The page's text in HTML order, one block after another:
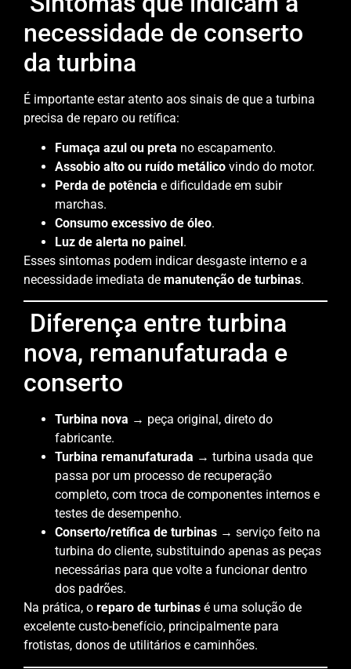
necessidade de conserto
da turbina
É importante estar atento aos sinais de que a turbina
precisa de reparo ou retífica:
Fumaça azul ou preta no escapamento.
Assobio alto ou ruído metálico vindo do motor.
Perda de potência e dificuldade em subir
marchas.
Consumo excessivo de óleo.
Luz de alerta no painel.
Esses sintomas podem indicar desgaste interno e a
necessidade imediata de manutenção de turbinas.
Diferença entre turbina
nova, remanufaturada e
conserto
Turbina nova → peça original, direto do
fabricante.
Turbina remanufaturada → turbina usada que
passa por um processo de recuperação
completo, com troca de componentes internos e
testes de desempenho.
Conserto/retífica de turbinas → serviço feito na
turbina do cliente, substituindo apenas as peças
necessárias para que volte a funcionar dentro
dos padrões.
Na prática, o reparo de turbinas é uma solução de
excelente custo-benefício, principalmente para
frotistas, donos de utilitários e caminhões.